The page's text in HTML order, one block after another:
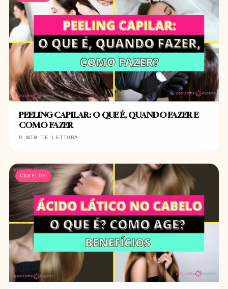
PEELING CAPILAR: O QUE É, QUANDO FAZER E
COMO FAZER
6 MIN DE LEITURA
CABELOS